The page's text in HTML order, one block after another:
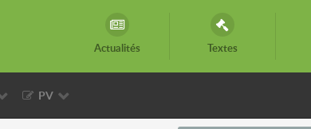
Actualités Textes
PV